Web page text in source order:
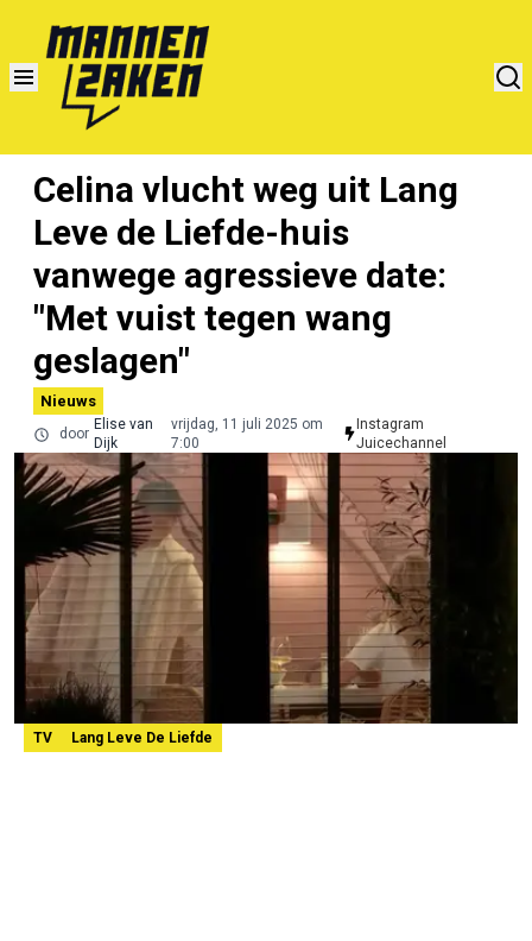
Celina vlucht weg uit Lang
Leve de Liefde-huis
vanwege agressieve date:
"Met vuist tegen wang
geslagen"
Nieuws
door
Elise van
Dijk
vrijdag, 11 juli 2025 om
7:00
Instagram
Juicechannel
TV Lang Leve De Liefde